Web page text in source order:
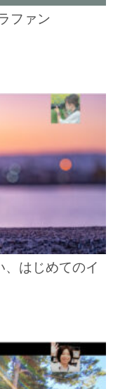
ファン
はじめてのイ